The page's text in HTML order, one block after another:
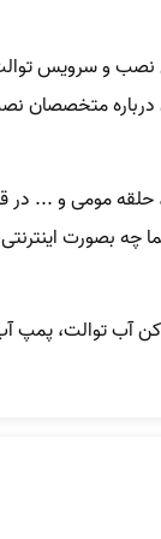
و سرویس توالت
درباره متخصصان
مومی و ... در
بصورت
آب توالت، پمپ